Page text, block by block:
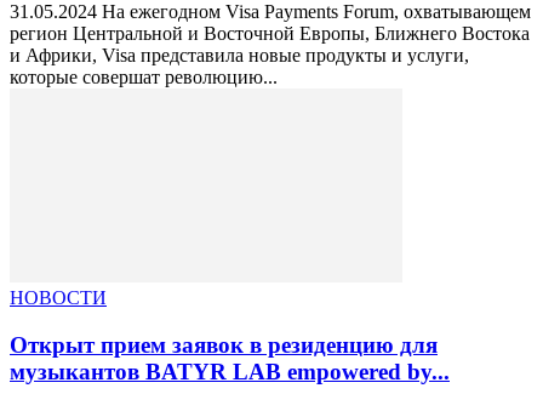
31.05.2024 На ежегодном Visa Payments Forum, охватывающем
регион Центральной и Восточной Европы, Ближнего Востока
и Африки, Visa представила новые продукты и услуги,
которые совершат революцию...
НОВОСТИ
Открыт прием заявок в резиденцию для
музыкантов BATYR LAB empowered by...